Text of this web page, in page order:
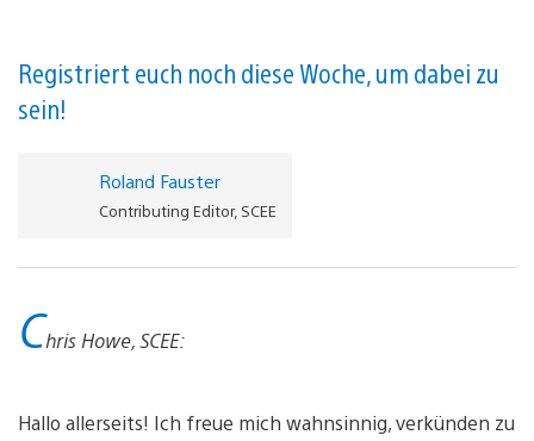
gewinnen
Video
Registriert euch noch diese Woche, um dabei zu
sein!
Roland Fauster
Contributing Editor, SCEE
Chris Howe, SCEE:
Hallo allerseits! Ich freue mich wahnsinnig, verkünden zu